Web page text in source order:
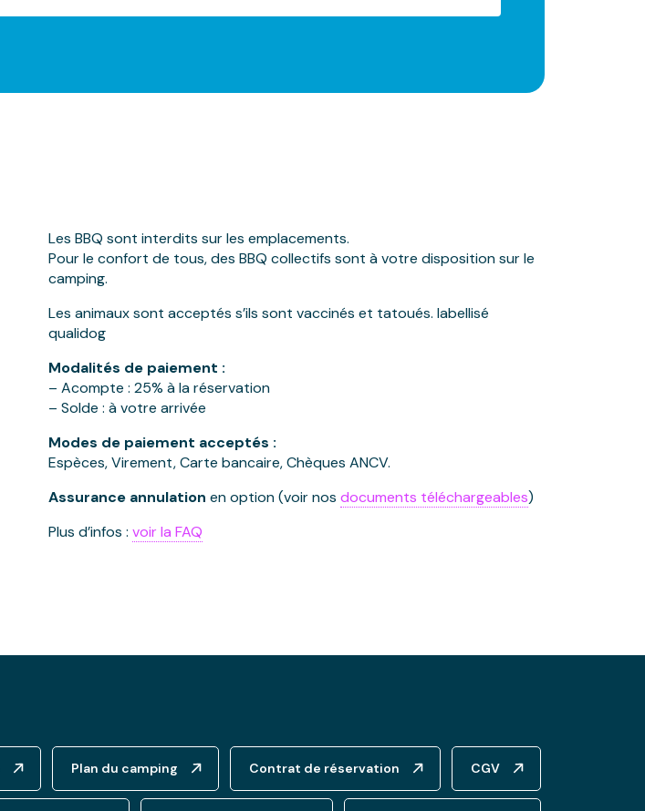
Les BBQ sont interdits sur les emplacements.
Pour le confort de tous, des BBQ collectifs sont à votre disposition sur le
camping.
Les animaux sont acceptés s’ils sont vaccinés et tatoués. labellisé
qualidog
Modalités de paiement :
– Acompte : 25% à la réservation
– Solde : à votre arrivée
Modes de paiement acceptés :
Espèces, Virement, Carte bancaire, Chèques ANCV.
Assurance annulation en option (voir nos documents téléchargeables)
Plus d’infos : voir la FAQ
Plan du camping Contrat de réservation CGV